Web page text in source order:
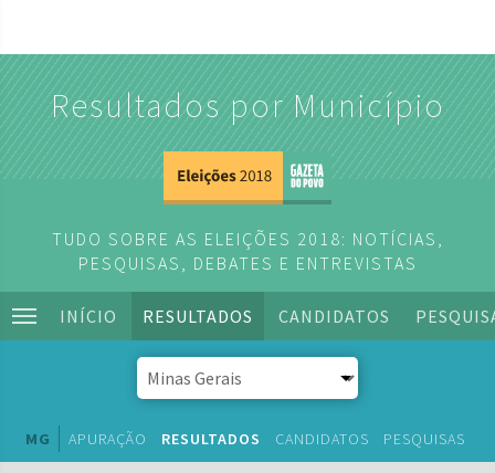
Resultados por Município
TUDO SOBRE AS ELEIÇÕES 2018: NOTÍCIAS,
PESQUISAS, DEBATES E ENTREVISTAS
INÍCIO RESULTADOS CANDIDATOS
MG APURAÇÃO RESULTADOS CANDIDATOS PESQUISAS